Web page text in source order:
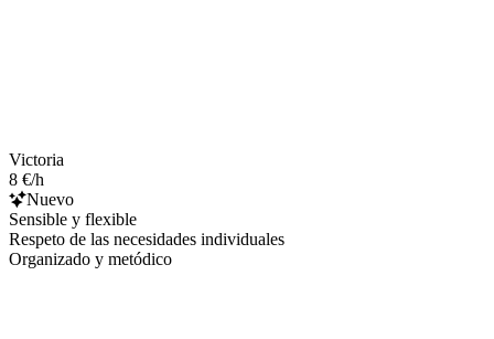
Victoria
8 €/h
Nuevo
Sensible y flexible
Respeto de las necesidades individuales
Organizado y metódico